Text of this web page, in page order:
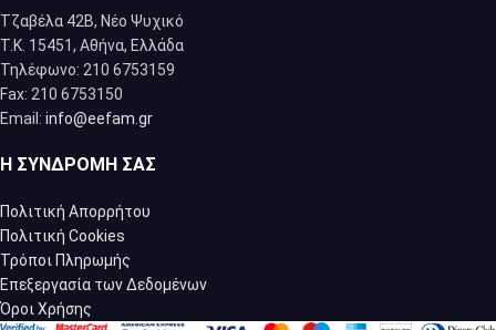
Τζαβέλα 42Β, Νέο Ψυχικό
Τ.Κ. 15451, Αθήνα, Eλλάδα
Τηλέφωνο: 210 6753159
Fax: 210 6753150
Email: info@eefam.gr
Η ΣΥΝΔΡΟΜΉ ΣΑΣ
Πολιτική Απορρήτου
Πολιτική Cookies
Τρόποι Πληρωμής
Επεξεργασία των Δεδομένων
Όροι Χρήσης